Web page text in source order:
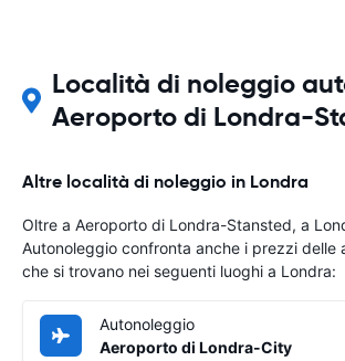
Località di noleggio
Aeroporto di Londra-
Altre località di noleggio in Londra
Oltre a Aeroporto di Londra-Stansted, a
Autonoleggio confronta anche i prezzi delle
che si trovano nei seguenti luoghi a Londra:
Autonoleggio
Aeroporto di Londra-City